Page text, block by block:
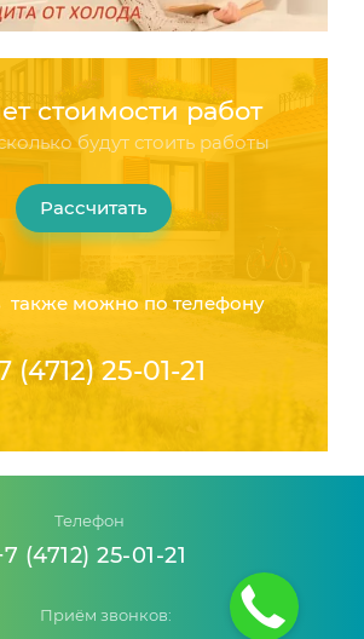
стоимости работ
будут стоить работы
Рассчитать
также можно по телефону
(4712) 25-01-21
Телефон
(4712) 25-01-21
Приём звонков: